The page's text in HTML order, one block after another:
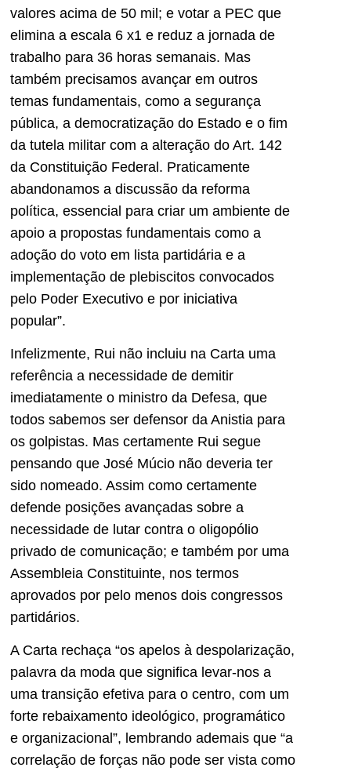
valores acima de 50 mil; e votar a PEC que
elimina a escala 6 x1 e reduz a jornada de
trabalho para 36 horas semanais. Mas
também precisamos avançar em outros
temas fundamentais, como a segurança
pública, a democratização do Estado e o fim
da tutela militar com a alteração do Art. 142
da Constituição Federal. Praticamente
abandonamos a discussão da reforma
política, essencial para criar um ambiente de
apoio a propostas fundamentais como a
adoção do voto em lista partidária e a
implementação de plebiscitos convocados
pelo Poder Executivo e por iniciativa
popular”.
Infelizmente, Rui não incluiu na Carta uma
referência a necessidade de demitir
imediatamente o ministro da Defesa, que
todos sabemos ser defensor da Anistia para
os golpistas. Mas certamente Rui segue
pensando que José Múcio não deveria ter
sido nomeado. Assim como certamente
defende posições avançadas sobre a
necessidade de lutar contra o oligopólio
privado de comunicação; e também por uma
Assembleia Constituinte, nos termos
aprovados por pelo menos dois congressos
partidários.
A Carta rechaça “os apelos à despolarização,
palavra da moda que significa levar-nos a
uma transição efetiva para o centro, com um
forte rebaixamento ideológico, programático
e organizacional”, lembrando ademais que “a
correlação de forças não pode ser vista como